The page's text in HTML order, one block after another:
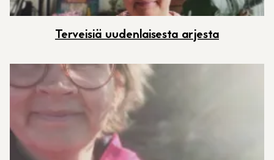
Terveisiä uudenlaisesta arjesta